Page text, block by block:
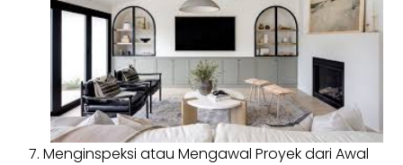
Menginspeksi atau Mengawal Proyek dari Awal